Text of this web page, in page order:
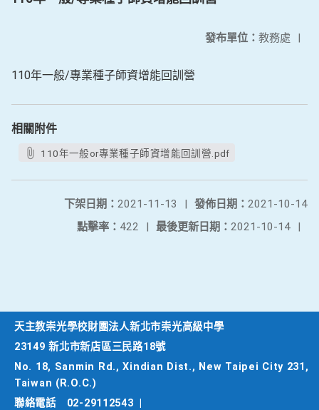
發布單位： 教務處 |
110年一般/專業種子師資增能回訓營
相關附件
110年一般or專業種子師資增能回訓營.pdf
發佈日期： 2021-10-14
下架日期： 2021-11-13
|
最後更新日期： 2021-10-14 |
點擊率： 422 |
天主教崇光學校財團法人新北市崇光高級中學
23149 新北市新店區三民路18號
No. 18, Sanmin Rd., Xindian Dist., New Taipei City 231,
Taiwan (R.O.C.)
聯絡電話
02-29112543